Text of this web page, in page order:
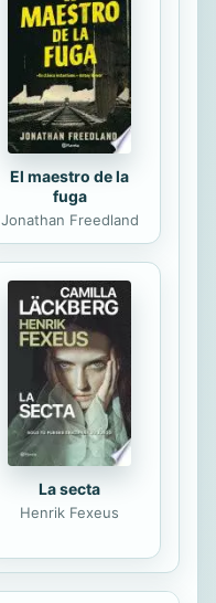
El maestro de la
fuga
Jonathan Freedland
La secta
Henrik Fexeus